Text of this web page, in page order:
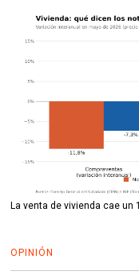
La venta de vivienda cae un
OPINIÓN